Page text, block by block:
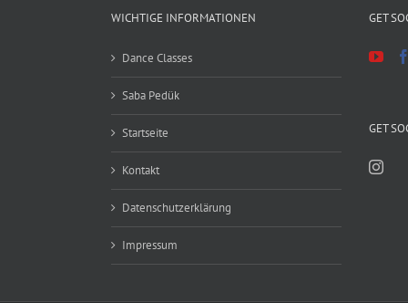
WICHTIGE INFORMATIONEN
Dance Classes
Saba Pedük
Startseite
Kontakt
Datenschutzerklärung
Impressum
GET
GET